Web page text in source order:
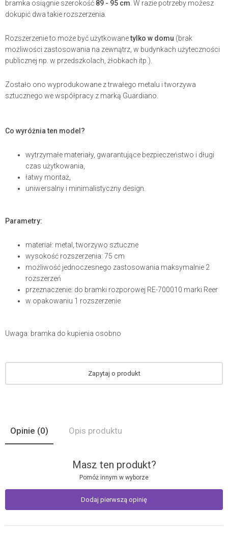
bramka osiągnie szerokość 89 - 95 cm . W razie potrzeby możesz
dokupić dwa takie rozszerzenia.
Rozszerzenie to może być użytkowanetylko w domu (brak
możliwości zastosowania na zewnątrz, w budynkach użyteczności
publicznej np. w przedszkolach, żłobkach itp.).
Zostało ono wyprodukowane z trwałego metalu i tworzywa
sztucznego we współpracy z marką Guardiano.
Co wyróżnia ten model?
wytrzymałe materiały, gwarantujące bezpieczeństwo i długi
czas użytkowania,
łatwy montaż,
uniwersalny i minimalistyczny design.
Parametry:
materiał: metal, tworzywo sztuczne
wysokość rozszerzenia: 75 cm
możliwość jednoczesnego zastosowania maksymalnie 2
rozszerzeń
przeznaczenie: do bramki rozporowej RE-700010 marki Reer
w opakowaniu 1 rozszerzenie
Uwaga: bramka do kupienia osobno
Zapytaj o produkt
Opinie (0) Opis produktu
Masz ten produkt?
Pomóż innym w wyborze
Dodaj pierwszą opinię